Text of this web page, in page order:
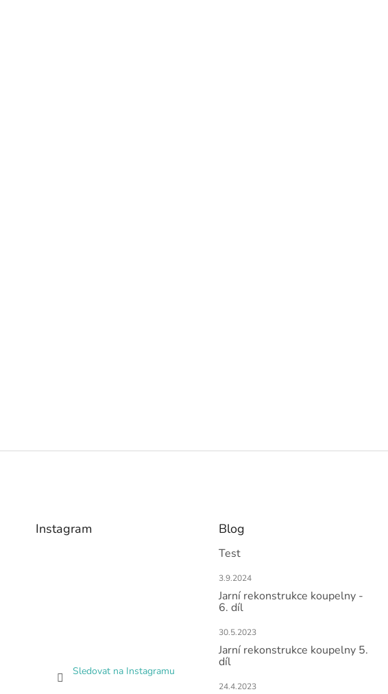
Instagram
Sledovat na Instagramu
Blog
Test
3.9.2024
Jarní rekonstrukce koupelny -
6. díl
30.5.2023
Jarní rekonstrukce koupelny 5.
díl
24.4.2023